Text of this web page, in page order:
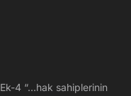
4 “…hak sahiplerinin